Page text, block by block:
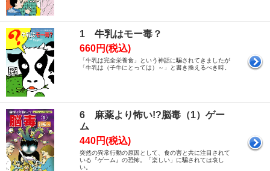
1 牛乳はモー毒？
660円(税込)
「牛乳は完全栄養食」という神話に騙されてきましたが
「牛乳は（子牛にとっては）～」と書き換えるべき時。
6 麻薬より怖い!?脳毒（1）ゲー
ム
440円(税込)
突然の異常行動の原因として、食の害と共に注目されて
いる『ゲーム』の恐怖。「楽しい」に騙されては哀し
い。